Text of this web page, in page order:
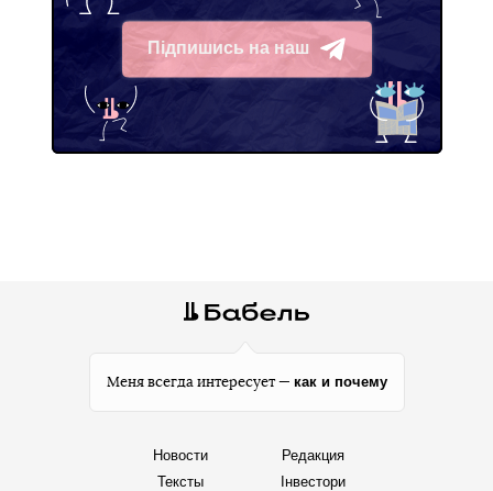
Підпишись на наш
Telegram
Меня всегда интересует — как и почему
Новости
Тексты
Редакция
Інвестори